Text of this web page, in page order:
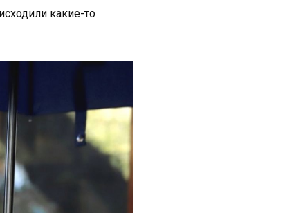
какие-то